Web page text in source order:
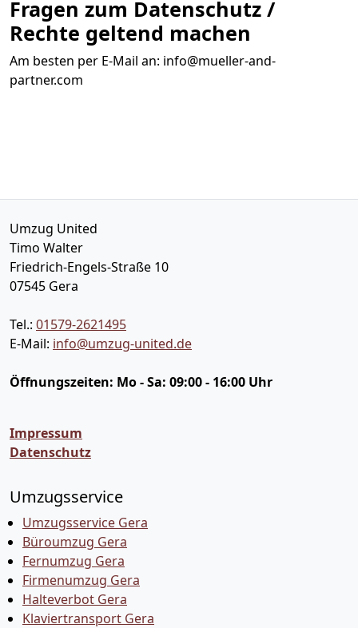
Fragen zum Datenschutz /
Rechte geltend machen
Am besten per E-Mail an: info@mueller-and-
partner.com
Umzug United
Timo Walter
Friedrich-Engels-Straße 10
07545 Gera
Tel.: 01579-2621495
E-Mail: info@umzug-united.de
Öffnungszeiten: Mo - Sa: 09:00 - 16:00 Uhr
Impressum
Datenschutz
Umzugsservice
Umzugsservice Gera
Büroumzug Gera
Fernumzug Gera
Firmenumzug Gera
Halteverbot Gera
Klaviertransport Gera